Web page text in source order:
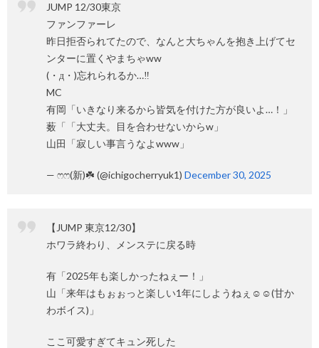
JUMP 12/30東京
ファンファーレ
昨日拒否られてたので、なんと大ちゃんを抱き上げてセ
ンターに置くやまちゃww
(・д・)忘れられるか…‼️
MC
有岡「いきなり来るから皆気を付けた方が良いよ…！」
薮「「大丈夫。目を合わせないからw」
山田「寂しい事言うなよwww」
— ෆෆ(新)☘️ (@ichigocherryuk1) December 30, 2025
【JUMP 東京12/30】
ホワラ終わり、メンステに戻る時
有「2025年も楽しかったねぇー！」
山「来年はもぉぉっと楽しい1年にしようねぇ☺️☺️(甘か
わボイス)」
ここ可愛すぎてキュン死した